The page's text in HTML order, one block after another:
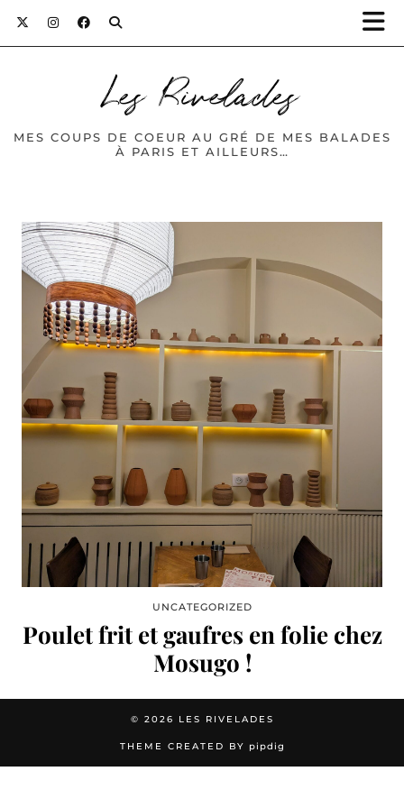
Les Rivelades
MES COUPS DE COEUR AU GRÉ DE MES BALADES
À PARIS ET AILLEURS…
UNCATEGORIZED
Poulet frit et gaufres en folie chez
Mosugo !
© 2026 LES RIVELADES
THEME CREATED BY pipdig